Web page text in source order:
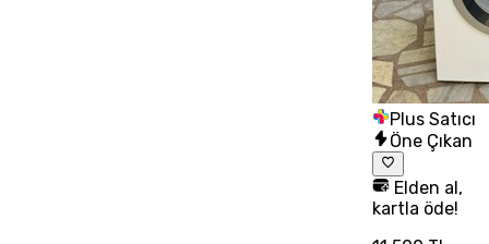
Plus Satıcı
Öne Çıkan
Elden al,
kartla öde!